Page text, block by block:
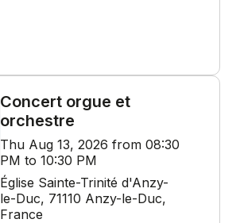
Concert orgue et
orchestre
Thu Aug 13, 2026 from 08:30
PM to 10:30 PM
Église Sainte-Trinité d'Anzy-
le-Duc, 71110 Anzy-le-Duc,
France